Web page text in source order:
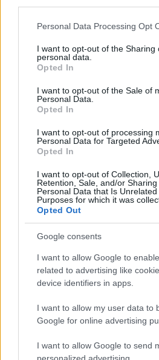
Please note that this website/app
not limited to your visit or usage
grant or deny consent to Google
use your data for below specified
consent section.
Personal Data Processing Opt
I want to opt-out of the Sharing
personal data.
Opted In
I want to opt-out of the Sale of
Personal Data.
Opted In
I want to opt-out of processing
Personal Data for Targeted
Opted In
I want to opt-out of Collection,
Retention, Sale, and/or
Personal Data that Is
Purposes for which it was
Opted Out
Google consents
I want to allow Google to
related to advertising like
device identifiers in apps.
I want to allow my user data to
Google for online advertising
I want to allow Google to send
SCI DI FONDO
BlinkFestivalen 2026: i
biathlon in gara dal 5 al 8 agosto
Marco Tessari · 4 Ago 2026